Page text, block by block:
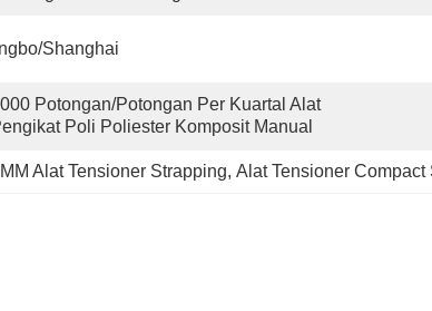
Shanghai
Potongan/potongan Per Kuartal Alat
Poli Poliester Komposit Manual
Alat Tensioner Strapping, Alat Tensioner Compact